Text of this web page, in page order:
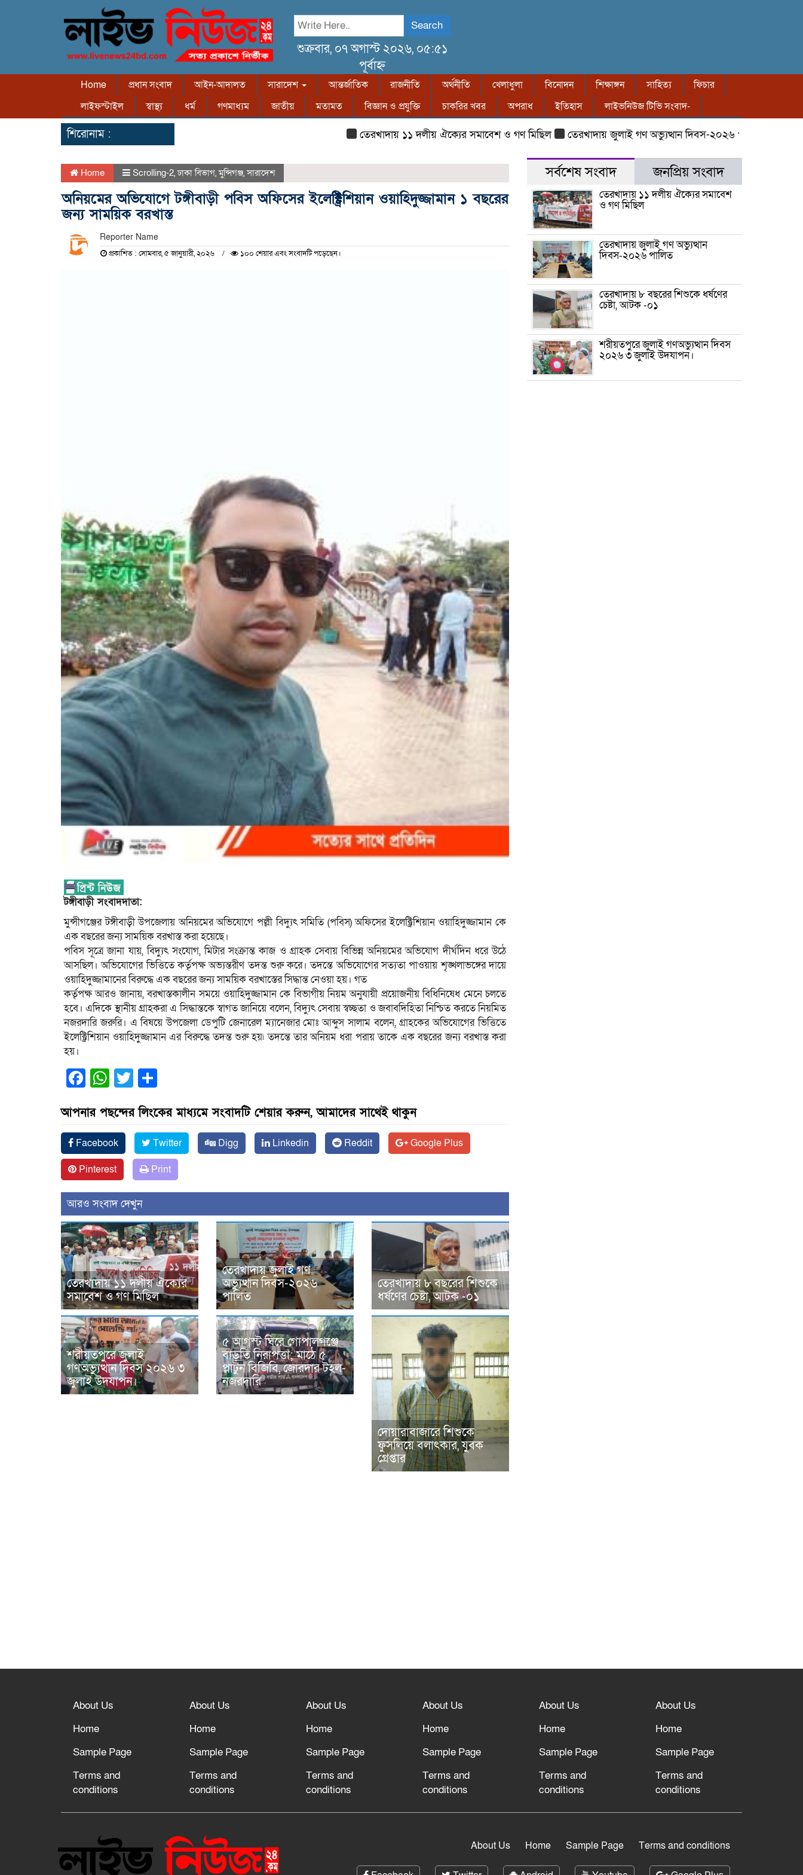
Search
শুক্রবার, ০৭ অগাস্ট ২০২৬, ০৫:৫১
পূর্বাহ্ন
Home প্রধান সংবাদ আইন-আদালত সারাদেশ আন্তর্জাতিক রাজনীতি অর্থনীতি খেলাধুলা বিনোদন শিক্ষাঙ্গন সাহিত্য
ফিচার
লাইফস্টাইল
স্বাস্থ্য ধর্ম গণমাধ্যম জাতীয় মতামত বিজ্ঞান ও প্রযুক্তি চাকরির খবর অপরাধ ইতিহাস লাইভনিউজ টিভি সংবাদ-
শিরোনাম : তেরখাদায় ১১ দলীয় ঐক্যের সমাবেশ ও গণ মিছিল তেরখাদায় জুলাই গণ অভ্যুত্থান দিবস-২০২৬ পালিত
Home Scrolling-2,ঢাকা বিভাগ,মুন্সিগঞ্জ,সারাদেশ
অনিয়মের অভিযোগে টঙ্গীবাড়ী পবিস অফিসের ইলেক্ট্রিশিয়ান ওয়াহিদুজ্জামান ১ বছরের
জন্য সাময়িক বরখাস্ত
Reporter Name
প্রকাশিত : সোমবার, ৫ জানুয়ারী, ২০২৬ ১০০ শেয়ার এবং সংবাদটি পড়েছেন।
টঙ্গীবাড়ী সংবাদদাতা:
মুন্সীগঞ্জের টঙ্গীবাড়ী উপজেলায় অনিয়মের অভিযোগে পল্লী বিদ্যুৎ সমিতি (পবিস) অফিসের ইলেক্ট্রিশিয়ান ওয়াহিদুজ্জামান কে
এক বছরের জন্য সাময়িক বরখাস্ত করা হয়েছে।
পবিস সূত্রে জানা যায়, বিদ্যুৎ সংযোগ, মিটার সংক্রান্ত কাজ ও গ্রাহক সেবায় বিভিন্ন অনিয়মের অভিযোগ দীর্ঘদিন ধরে উঠে
আসছিল। অভিযোগের ভিত্তিতে কর্তৃপক্ষ অভ্যন্তরীণ তদন্ত শুরু করে। তদন্তে অভিযোগের সত্যতা পাওয়ায় শৃঙ্খলাভঙ্গের দায়ে
ওয়াহিদুজ্জামানের বিরুদ্ধে এক বছরের জন্য সাময়িক বরখাস্তের সিদ্ধান্ত নেওয়া হয়। গত
কর্তৃপক্ষ আরও জানায়, বরখাস্তকালীন সময়ে ওয়াহিদুজ্জামান কে বিভাগীয় নিয়ম অনুযায়ী প্রয়োজনীয় বিধিনিষেধ মেনে চলতে
হবে। এদিকে স্থানীয় গ্রাহকরা এ সিদ্ধান্তকে স্বাগত জানিয়ে বলেন, বিদ্যুৎ সেবায় স্বচ্ছতা ও জবাবদিহিতা নিশ্চিত করতে নিয়মিত
নজরদারি জরুরি। এ বিষয়ে উপজেলা ডেপুটি জেনারেল ম্যানেজার মোঃ আব্দুস সালাম বলেন, গ্রাহকের অভিযোগের ভিত্তিতে
ইলেক্ট্রিশিয়ান ওয়াহিদুজ্জামান এর বিরুদ্ধে তদন্ত শুরু হয়৷ তদন্তে তার অনিয়ম ধরা পরায় তাকে এক বছরের জন্য বরখাস্ত করা
হয়।
Facebook
WhatsApp
Twitter
আপনার পছন্দের লিংকের মাধ্যমে সংবাদটি শেয়ার করুন, আমাদের সাথেই থাকুন
Facebook Twitter Digg Linkedin Reddit
Google Plus
Pinterest
Print
আরও সংবাদ দেখুন
তেরখাদায় ১১ দলীয় ঐক্যের
সমাবেশ ও গণ মিছিল
তেরখাদায় জুলাই গণ
অভ্যুত্থান দিবস-২০২৬
পালিত
তেরখাদায় ৮ বছরের শিশুকে
ধর্ষণের চেষ্টা, আটক -০১
শরীয়তপুরে জুলাই
গণঅভ্যুত্থান দিবস ২০২৬ ৩
জুলাই উদযাপন।
৫ আগস্ট ঘিরে গোপালগঞ্জে
বাড়তি নিরাপত্তা; মাঠে ৫
প্লাটুন বিজিবি, জোরদার টহল-
নজরদারি
দোয়ারাবাজারে শিশুকে
ফুসলিয়ে বলাৎকার, যুবক
গ্রেপ্তার
সর্বশেষ সংবাদ জনপ্রিয় সংবাদ
তেরখাদায় ১১ দলীয় ঐক্যের সমাবেশ
ও গণ মিছিল
তেরখাদায় জুলাই গণ অভ্যুত্থান
দিবস-২০২৬ পালিত
তেরখাদায় ৮ বছরের শিশুকে ধর্ষণের
চেষ্টা, আটক -০১
শরীয়তপুরে জুলাই গণঅভ্যুত্থান দিবস
২০২৬ ৩ জুলাই উদযাপন।
About Us
Home
Sample Page
Terms and
conditions
About Us
Home
Sample Page
Terms and
conditions
About Us
Home
Sample Page
Terms and
conditions
About Us
Home
Sample Page
Terms and
conditions
About Us
Home
Sample Page
Terms and
conditions
About Us
Home
Sample Page
Terms and
conditions
About Us Home Sample Page Terms and conditions